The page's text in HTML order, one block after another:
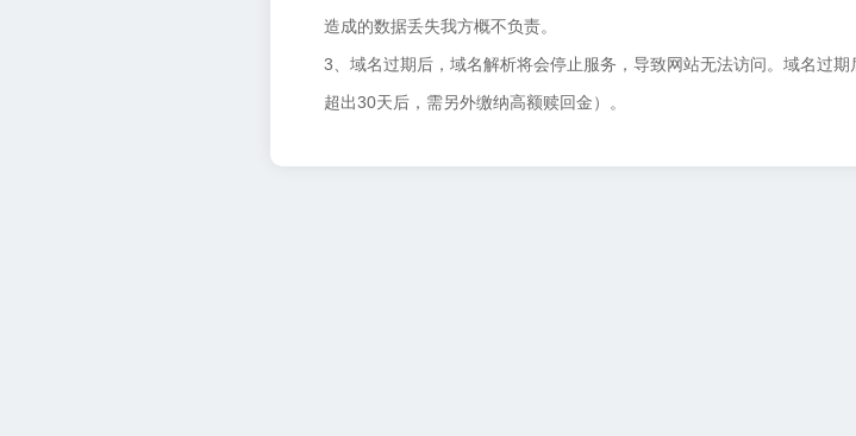
造成的数据丢失我方概不负责。
3、域名过期后，域名解析将会停止服务，导致网站无法访问。域名过
超出30天后，需另外缴纳高额赎回金）。